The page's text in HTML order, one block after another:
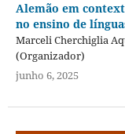
Alemão em
no ensino de
Marceli Cherchiglia
(Organizador)
junho 6, 2025